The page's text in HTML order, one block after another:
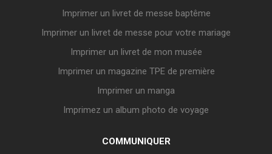
Imprimer un livret de messe baptême
Imprimer un livret de messe pour votre mariage
Imprimer un livret de mon musée
Imprimer un magazine TPE de première
Imprimer un manga
Imprimez un album photo de voyage
COMMUNIQUER